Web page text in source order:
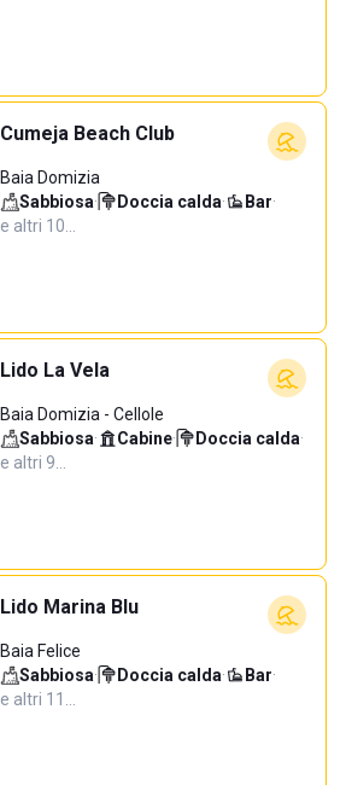
Cumeja Beach Club
Baia Domizia
Sabbiosa· Doccia calda· Bar·
e altri 10…
Lido La Vela
Baia Domizia - Cellole
Sabbiosa· Cabine· Doccia calda·
e altri 9…
Lido Marina Blu
Baia Felice
Sabbiosa· Doccia calda· Bar·
e altri 11…